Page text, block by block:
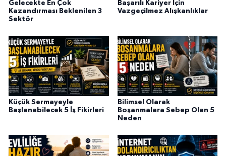
Gelecekte En Çok
Kazandırması Beklenilen 3
Sektör
Başarılı Kariyer İçin
Vazgeçilmez Alışkanlıklar
Küçük Sermayeyle
Başlanabilecek 5 İş Fikirleri
Bilimsel Olarak
Boşanmalara Sebep Olan 5
Neden